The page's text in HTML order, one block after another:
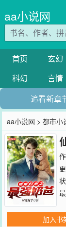
aa小说网
首页 玄幻
科幻
言情
追看新章
aa小说网 >都市小
加入书